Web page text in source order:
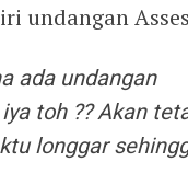
undangan
ada undangan
toh ?? Akan
longgar